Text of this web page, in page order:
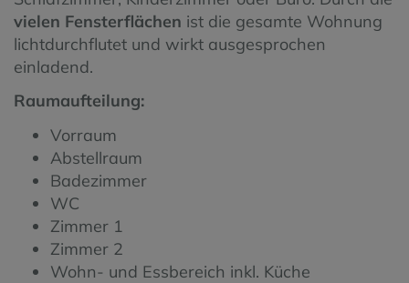
vielen Fensterflächen ist die gesamte Wohnung
lichtdurchflutet und wirkt ausgesprochen
einladend.
Raumaufteilung:
Vorraum
Abstellraum
Badezimmer
WC
Zimmer 1
Zimmer 2
Wohn- und Essbereich inkl. Küche